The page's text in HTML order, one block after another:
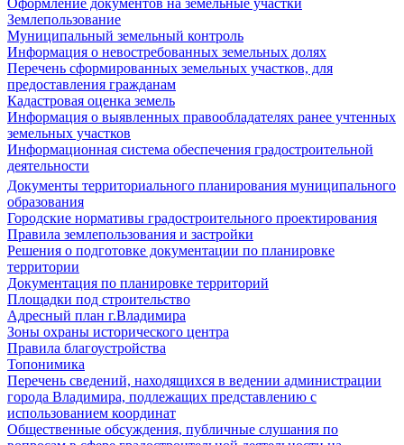
Оформление документов на земельные участки
Землепользование
Муниципальный земельный контроль
Информация о невостребованных земельных долях
Перечень сформированных земельных участков, для
предоставления гражданам
Кадастровая оценка земель
Информация о выявленных правообладателях ранее учтенных
земельных участков
Информационная система обеспечения градостроительной
деятельности
Документы территориального планирования муниципального
образования
Городские нормативы градостроительного проектирования
Правила землепользования и застройки
Решения о подготовке документации по планировке
территории
Документация по планировке территорий
Площадки под строительство
Адресный план г.Владимира
Зоны охраны исторического центра
Правила благоустройства
Топонимика
Перечень сведений, находящихся в ведении администрации
города Владимира, подлежащих представлению с
использованием координат
Общественные обсуждения, публичные слушания по